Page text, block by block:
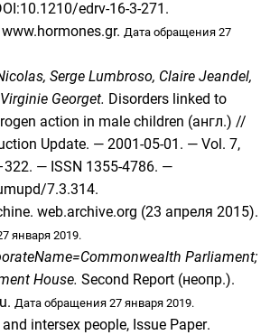
:10.1210/edrv-16-3-271 .
Дата обращения 27
Serge Lumbroso, Claire Jeandel,
Georget. Disorders linked to
action in male children (англ.) //
Update. — 2001-05-01. — Vol. 7,
. — ISSN 1355-4786. —
7.3.314.
. web.archive.org (23 апреля 2015).
января 2019.
Parliament;
House. Second Report (неопр.).
Дата обращения 27 января 2019.
intersex people, Issue Paper.